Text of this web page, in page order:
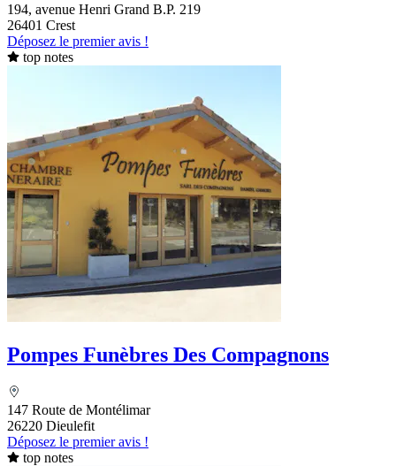
194, avenue Henri Grand B.P. 219
26401 Crest
Déposez le premier avis !
top notes
Pompes Funèbres Des Compagnons
147 Route de Montélimar
26220 Dieulefit
Déposez le premier avis !
top notes